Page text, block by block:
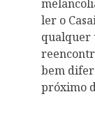
ler o
qualquer
bem
próximo